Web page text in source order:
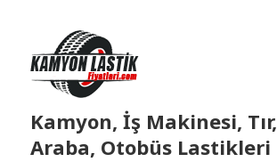
Kamyon, İş Makinesi, Tır,
Araba, Otobüs Lastikleri